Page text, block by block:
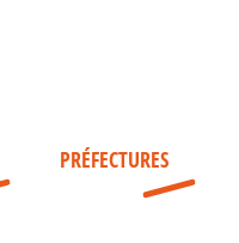
PRÉFECTURES